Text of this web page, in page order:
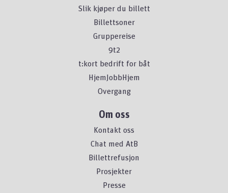
Slik kjøper du billett
Billettsoner
Gruppereise
9t2
t:kort bedrift for båt
HjemJobbHjem
Overgang
Om oss
Kontakt oss
Chat med AtB
Billettrefusjon
Prosjekter
Presse